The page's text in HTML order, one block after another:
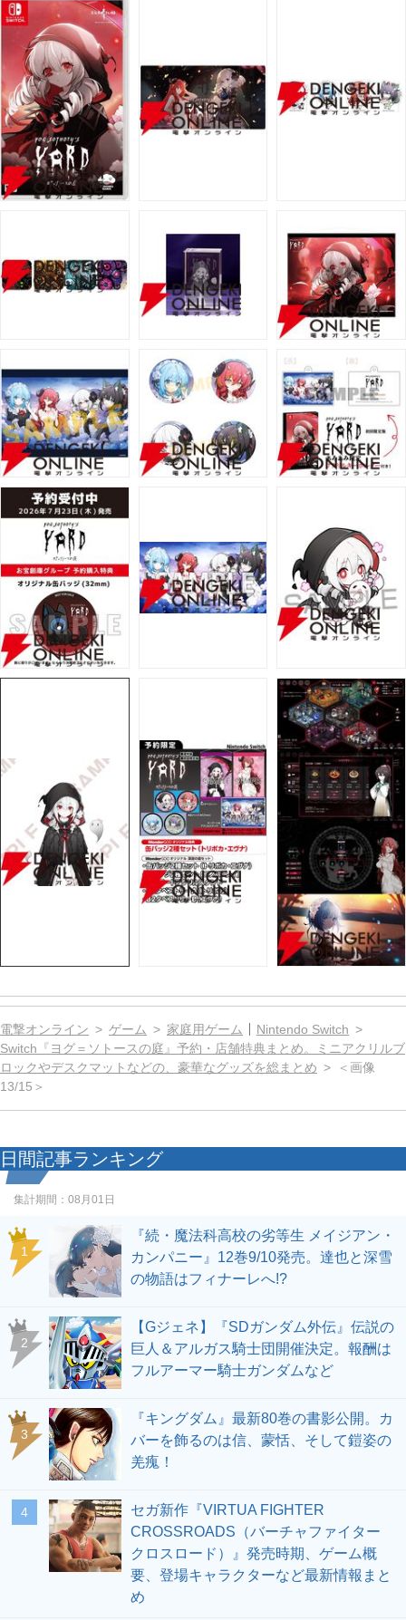
電撃オンライン ゲーム 家庭用ゲーム
Nintendo Switch
Switch『ヨグ＝ソトースの庭』予約・店舗特典まとめ。ミニアクリルブ
ロックやデスクマットなどの、豪華なグッズを総まとめ
＜画像
13/15＞
日間記事ランキング
集計期間： 08月01日
1
『続・魔法科高校の劣等生 メイジアン・
カンパニー』12巻9/10発売。達也と深雪
の物語はフィナーレへ!?
2
【Gジェネ】『SDガンダム外伝』伝説の
巨人＆アルガス騎士団開催決定。報酬は
フルアーマー騎士ガンダムなど
3
『キングダム』最新80巻の書影公開。カ
バーを飾るのは信、蒙恬、そして鎧姿の
羌瘣！
4
セガ新作『VIRTUA FIGHTER
CROSSROADS（バーチャファイター
クロスロード）』発売時期、ゲーム概
要、登場キャラクターなど最新情報まと
め